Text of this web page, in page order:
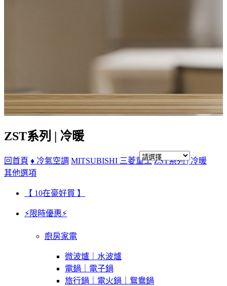
ZST系列 | 冷暖
回首頁 ♦ 冷氣空調 MITSUBISHI 三菱重工 ZST系列 | 冷暖
其他選項
【 10在豪好買 】
⚡限時優惠⚡
廚房家電
微波爐｜水波爐
電鍋｜電子鍋
旅行鍋｜電火鍋｜鴛鴦鍋